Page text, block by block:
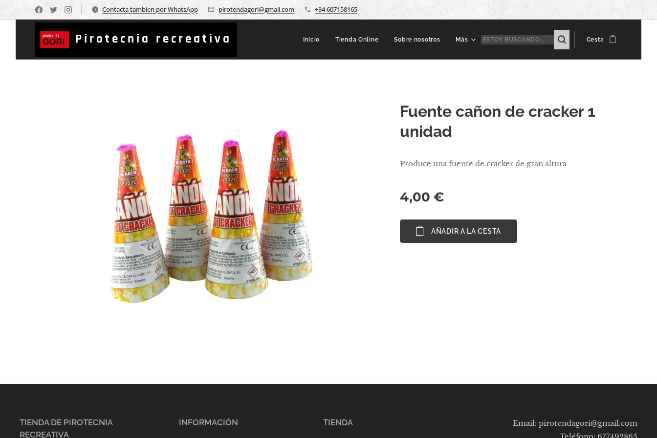
Contacta tambien por WhatsApp pirotendagori@gmail.com +34 607158165
Pirotecnia recreativa Inicio Tienda Online Sobre nosotros Más Cesta
Fuente cañon de cracker 1
unidad
Produce una fuente de cracker de gran altura
4,00 €
AÑADIR A LA CESTA
TIENDA DE PIROTECNIA
RECREATIVA
INFORMACIÓN TIENDA
Email: pirotendagori@gmail.com